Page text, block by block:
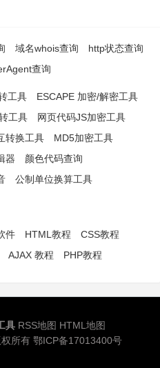
域名whois查询
http状态查询
查询
工具
ESCAPE 加密/解密工具
工具
网页代码JS加密工具
转换工具
MD5加密工具
器
颜色代码查询
公制单位换算工具
件 HTML教程
CSS教程
AJAX 教程 PHP教程
具 RSS地图 HTML地图
所有 鄂ICP备17013400号